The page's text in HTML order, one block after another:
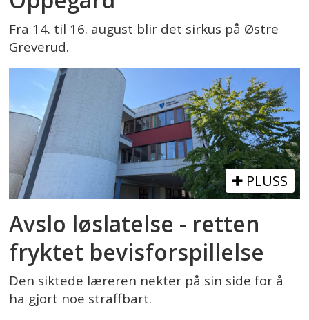
Fra 14. til 16. august blir det sirkus på Østre
Greverud.
PLUSS
Avslo løslatelse - retten
fryktet bevisforspillelse
Den siktede læreren nekter på sin side for å
ha gjort noe straffbart.